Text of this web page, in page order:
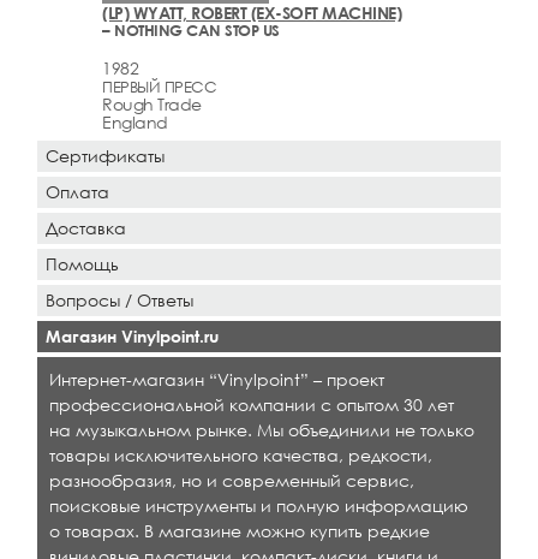
(LP) WYATT, ROBERT (EX-SOFT MACHINE)
– NOTHING CAN STOP US
1982
ПЕРВЫЙ ПРЕСС
Rough Trade
England
Сертификаты
Оплата
Доставка
Помощь
Вопросы / Ответы
Магазин Vinylpoint.ru
Интернет-магазин “Vinylpoint” – проект
профессиональной компании с опытом 30 лет
на музыкальном рынке. Мы объединили не только
товары исключительного качества, редкости,
разнообразия, но и современный сервис,
поисковые инструменты и полную информацию
о товарах. В магазине можно купить редкие